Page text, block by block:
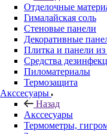
Отделочные
Гималайская соль
Стеновые панели
Декоративные
Плитка и панели
Средства
Пиломатериалы
Термозащита
Аксcесуары
Назад
Аксcесуары
Термометры,